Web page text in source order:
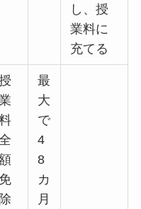
し、授
業料に
充てる
免
除
最
大
で
4
8
カ
月